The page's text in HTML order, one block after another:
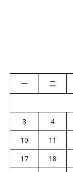
一 二
3
4
10
11
17
18